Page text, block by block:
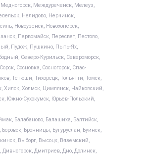
Междуреченск, Мелеуз,
Нелидово, Нерчинск,
Новоузенск, Новохопёрск,
Первомайск, Пересвет, Пестово,
Пудож, Пушкино, Пыть-Ях,
Северо-Курильск, Североморск,
Сосновка, Сосногорск, Спас-
Тетюши, Тихорецк, Тольятти, Томск,
Хилок, Холмск, Цимлянск, Чайковский,
Южно-Сухокумск, Юрьев-Польский,
Балабаново, Балашиха, Балтийск,
Бронницы, Бугуруслан, Буинск,
Выборг, Высоцк, Вяземский,
Дивногорск, Дмитриев, Дно, Долинск,